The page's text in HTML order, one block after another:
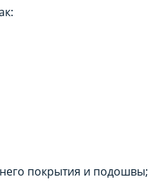
покрытия и подошвы;